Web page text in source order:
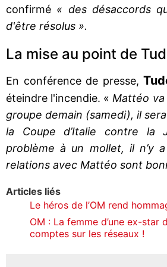
confirmé « des désaccords
d'être résolus ».
La mise au point de
En conférence de presse,
éteindre l'incendie. « Mattéo va
groupe demain (samedi), il
la Coupe d’Italie contre la
problème à un mollet, il n’y
relations avec Mattéo sont
Articles liés
Le héros de l’OM rend
OM : La femme d’une ex-star
comptes sur les réseaux !